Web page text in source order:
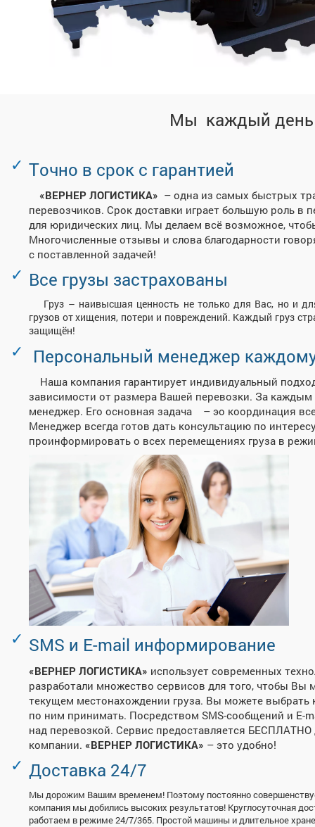
Мы каждый день
Точно в срок с гарантией
«ВЕРНЕР ЛОГИСТИКА» – одна из самых быстрых
перевозчиков. Срок доставки играет большую роль в
для юридических лиц. Мы делаем всё возможное,
Многочисленные отзывы и слова благодарности
с поставленной задачей!
Все грузы застрахованы
Груз – наивысшая ценность не только для Вас, но и
грузов от хищения, потери и повреждений. Каждый груз
защищён!
Персональный менеджер
Наша компания гарантирует индивидуальный
зависимости от размера Вашей перевозки. За
менеджер. Его основная задача – эо координация
Менеджер всегда готов дать консультацию по
проинформировать о всех перемещениях груза в
SMS и E-mail информирование
«ВЕРНЕР ЛОГИСТИКА» использует современных
разработали множество сервисов для того, чтобы
текущем местонахождении груза. Вы можете выбрать
по ним принимать. Посредством SMS-сообщений и E-
над перевозкой. Сервис предоставляется БЕСПЛАТНО
компании. «ВЕРНЕР ЛОГИСТИКА» – это удобно!
Доставка 24/7
Мы дорожим Вашим временем! Поэтому постоянно
компания мы добились высоких результатов! Круглосуточная
работаем в режиме 24/7/365. Простой машины и длительное